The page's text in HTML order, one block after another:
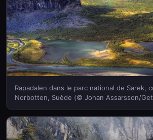
Rapadalen dans le parc national de Sarek,
Norbotten, Suède (© Johan Assarsson/